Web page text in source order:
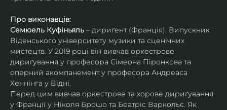
Про виконавців:
Семюель Куфіньяль – дириґент (Франція). Випускник
Віденського університету музики та сценічних
мистецтв. У 2019 році він вивчав оркестрове
дириґування у професора Сімеона Піронкова та
оперний акомпанемент у професора Андреаса
Хеннінга у Відні.
Перед цим вивчав оркестрове та хорове дириґування
у Франції у Ніколя Брошо та Беатріс Варкольє. Як